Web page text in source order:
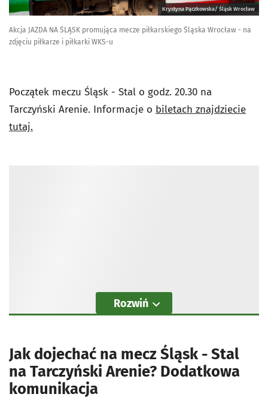
Krystyna Pączkowska/ Śląsk Wrocław
Akcja JAZDA NA ŚLĄSK promująca mecze piłkarskiego Śląska Wrocław - na
zdjęciu piłkarze i piłkarki WKS-u
Początek meczu Śląsk - Stal o godz. 20.30 na
Tarczyński Arenie. Informacje o biletach znajdziecie
tutaj.
Rozwiń
Jak dojechać na mecz Śląsk - Stal
na Tarczyński Arenie? Dodatkowa
komunikacja